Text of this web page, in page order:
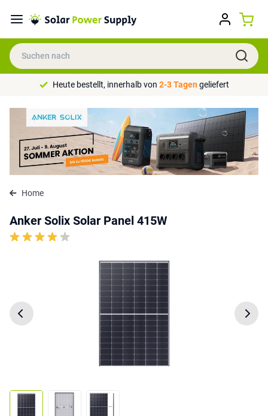
Heute bestellt, innerhalb von 2-3 Tagengeliefert
Home
Anker Solix Solar Panel 415W